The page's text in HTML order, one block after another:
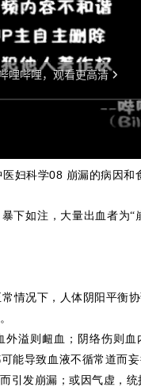
医妇科学08 崩漏的病因和
下如注，大量出血者为
常情况下，人体阴阳平衡
外溢则衄 血；阴络伤则血
能导致血液不循常道而妄
引发崩漏；或因气虚，